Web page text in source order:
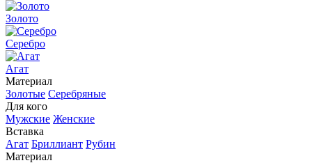
Золото
Серебро
Агат
Материал
Золотые Серебряные
Для кого
Мужские Женские
Вставка
Агат Бриллиант Рубин
Материал